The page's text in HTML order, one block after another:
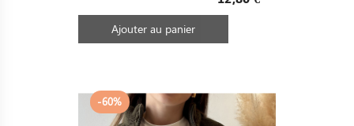
base
Ajouter au panier
-60%